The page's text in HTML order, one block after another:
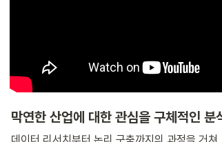
막연한 산업에 대한 관심을 구체적인